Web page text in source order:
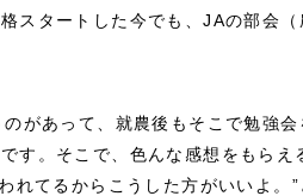
スタートした今でも、JAの部会
のがあって、就農後もそこで勉強
す。そこで、色んな感想をもらえ
れてるからこうした方がいいよ。